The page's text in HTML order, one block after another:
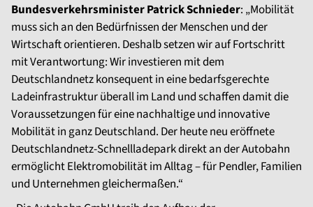
Bundesverkehrsminister Patrick Schnieder: „Mobilität
muss sich an den Bedürfnissen der Menschen und der
Wirtschaft orientieren. Deshalb setzen wir auf Fortschritt
mit Verantwortung: Wir investieren mit dem
Deutschlandnetz konsequent in eine bedarfsgerechte
Ladeinfrastruktur überall im Land und schaffen damit die
Voraussetzungen für eine nachhaltige und innovative
Mobilität in ganz Deutschland. Der heute neu eröffnete
Deutschlandnetz-Schnellladepark direkt an der Autobahn
ermöglicht Elektromobilität im Alltag – für Pendler, Familien
und Unternehmen gleichermaßen.“